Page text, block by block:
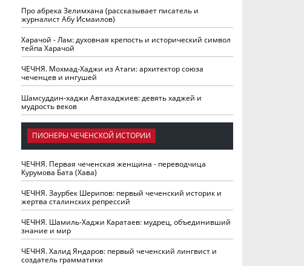
Про абрека Зелимхана (рассказывает писатель и
журналист Абу Исмаилов)
Харачой - Лам: духовная крепость и исторический символ
тейпа Харачой
ЧЕЧНЯ. Мохмад-Хаджи из Атаги: архитектор союза
чеченцев и ингушей
Шамсуддин-хаджи Автахаджиев: девять хаджей и
мудрость веков
ПИОНЕРЫ ЧЕЧЕНСКОЙ ИСТОРИИ
ЧЕЧНЯ. Первая чеченская женщина - переводчица
Курумова Бата (Хава)
ЧЕЧНЯ. Заурбек Шерипов: первый чеченский историк и
жертва сталинских репрессий
ЧЕЧНЯ. Шамиль-Хаджи Каратаев: мудрец, объединивший
знание и мир
ЧЕЧНЯ. Халид Яндаров: первый чеченский лингвист и
создатель грамматики